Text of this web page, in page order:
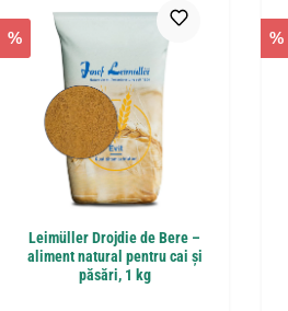
%
Leimüller Drojdie de Bere –
aliment natural pentru cai și
păsări, 1 kg
%